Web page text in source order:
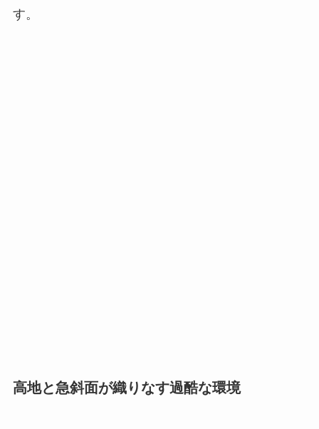
す。
高地と急斜面が織りなす過酷な環境